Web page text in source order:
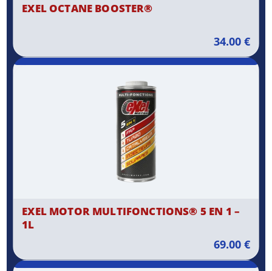
EXEL OCTANE BOOSTER®
34.00 €
EXEL MOTOR MULTIFONCTIONS® 5 EN 1 –
1L
69.00 €